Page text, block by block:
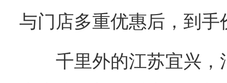
与门店多重优惠后，到手
千里外的江苏宜兴